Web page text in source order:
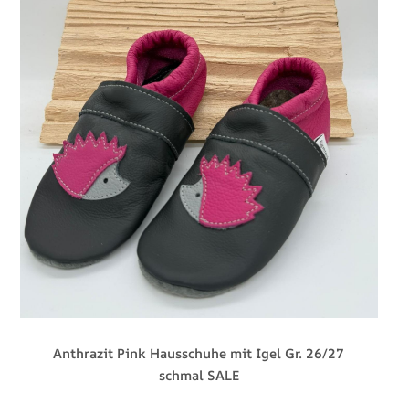
Anthrazit Pink Hausschuhe mit Igel Gr. 26/27
schmal SALE
auf.
Die
Optionen
können
auf
der
Produktseite
gewählt
werden